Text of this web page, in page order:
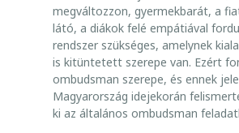
T
A
T
Á
S
I
J
O
megváltozzon, gyermekbarát, a
látó, a diákok felé empátiával
rendszer szükséges, amelynek
is kitüntetett szerepe van. Ezért
ombudsman szerepe, és ennek
Magyarország idejekorán
ki az általános ombudsman